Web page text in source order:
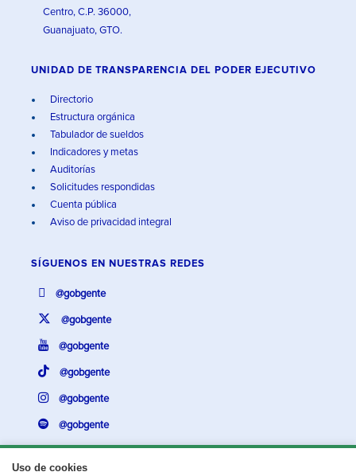
Uso de cookies
Centro, C.P. 36000,
Guanajuato, GTO.
UNIDAD DE TRANSPARENCIA DEL PODER EJECUTIVO
Directorio
Estructura orgánica
Tabulador de sueldos
Indicadores y metas
Auditorías
Solicitudes respondidas
Cuenta pública
Aviso de privacidad integral
SÍGUENOS EN NUESTRAS REDES
@gobgente
@gobgente
@gobgente
@gobgente
@gobgente
@gobgente